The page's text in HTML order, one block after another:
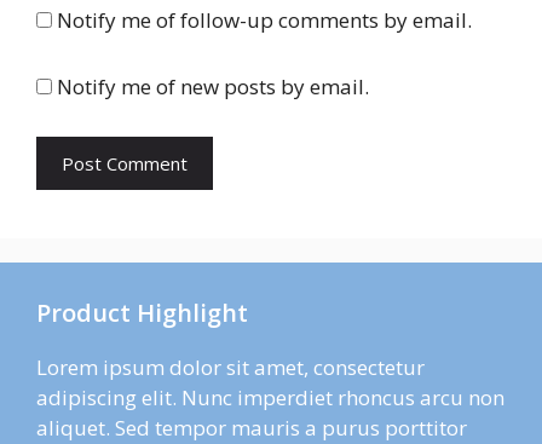
Notify me of follow-up comments by email.
Notify me of new posts by email.
Product Highlight
Lorem ipsum dolor sit amet, consectetur
adipiscing elit. Nunc imperdiet rhoncus arcu non
aliquet. Sed tempor mauris a purus porttitor